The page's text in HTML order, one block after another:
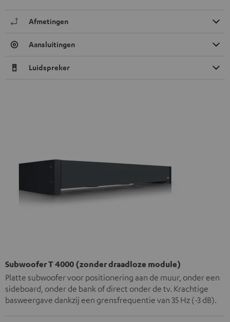
Afmetingen
Aansluitingen
Luidspreker
Subwoofer T 4000 (zonder draadloze module)
Platte subwoofer voor positionering aan de muur, onder een
sideboard, onder de bank of direct onder de tv. Krachtige
basweergave dankzij een grensfrequentie van 35 Hz (-3 dB).